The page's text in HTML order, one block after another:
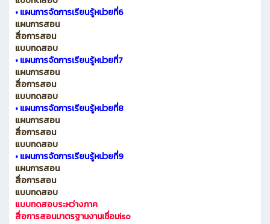
•แผนการจัดการเรียนรู้หน่วยที่6
แผนการสอน
สื่อการสอน
แบบทดสอบ
•แผนการจัดการเรียนรู้หน่วยที่7
แผนการสอน
สื่อการสอน
แบบทดสอบ
•แผนการจัดการเรียนรู้หน่วยที่8
แผนการสอน
สื่อการสอน
แบบทดสอบ
•แผนการจัดการเรียนรู้หน่วยที่9
แผนการสอน
สื่อการสอน
แบบทดสอบ
แบบทดสอบระหว่างภาค
สื่อการสอนมาตรฐานงานเชื่อมiso